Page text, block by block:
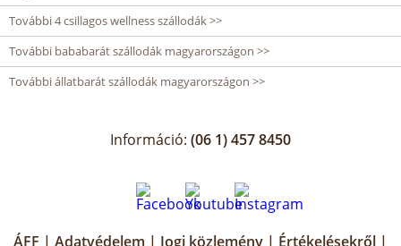
További 4 csillagos wellness szállodák >>
További bababarát szállodák magyarországon >>
További állatbarát szállodák magyarországon >>
Információ: (06 1) 457 8450
ÁFF | Adatvédelem | Jogi közlemény | Értékelésekről |